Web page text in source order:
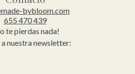
bybloom.com
655 470 439
te pierdas nada!
nuestra newsletter: